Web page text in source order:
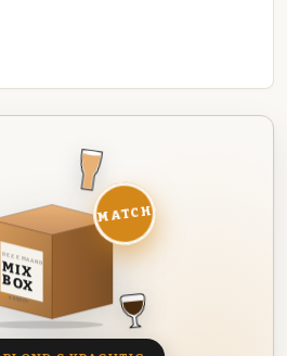
DEZE MAAND
MIX
BOX
8 BIEREN
MATCH